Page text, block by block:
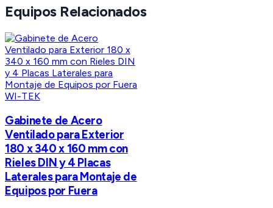
Equipos Relacionados
WI-TEK
Gabinete de Acero
Ventilado para Exterior
180 x 340 x 160 mm con
Rieles DIN y 4 Placas
Laterales para Montaje de
Equipos por Fuera